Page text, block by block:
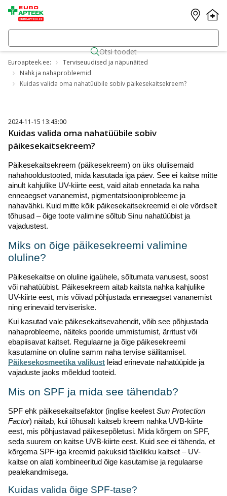
Otsi toodet
Euroapteek.ee:
Terviseuudised ja näpunäited
Nahk ja nahaprobleemid
Kuidas valida oma nahatüübile sobiv päikesekaitsekreem?
2024-11-15 13:43:00
Kuidas valida oma nahatüübile sobiv
päikesekaitsekreem?
Päikesekaitsekreem (päikesekreem) on üks olulisemaid
nahahooldustooted, mida kasutada iga päev. See ei kaitse mitte
ainult kahjulike UV-kiirte eest, vaid aitab ennetada ka naha
enneaegset vananemist, pigmentatsiooniprobleeme ja
nahavähki. Kuid mitte kõik päikesekaitsekreemid ei ole võrdselt
tõhusad – õige toote valimine sõltub Sinu nahatüübist ja
vajadustest.
Miks on õige päikesekreemi valimine
oluline?
Päikesekaitse on oluline igaühele, sõltumata vanusest, soost
või nahatüübist. Päikesekreem aitab kaitsta nahka kahjulike
UV-kiirte eest, mis võivad põhjustada enneaegset vananemist
ning erinevaid terviseriske.
Kui kasutad vale päikesekaitsevahendit, võib see põhjustada
nahaprobleeme, näiteks pooride ummistumist, ärritust või
ebapiisavat kaitset. Regulaarne ja õige päikesekreemi
kasutamine on oluline samm naha tervise säilitamisel.
Päikesekosmeetika valikust leiad erinevate nahatüüpide ja
vajaduste jaoks mõeldud tooteid.
Mis on SPF ja mida see tähendab?
SPF ehk päikesekaitsefaktor (inglise keelest Sun Protection
Factor) näitab, kui tõhusalt kaitseb kreem nahka UVB-kiirte
eest, mis põhjustavad päikesepõletusi. Mida kõrgem on SPF,
seda suurem on kaitse UVB-kiirte eest. Kuid see ei tähenda, et
kõrgema SPF-iga kreemid pakuksid täielikku kaitset – UV-
kaitse on alati kombineeritud õige kasutamise ja regulaarse
pealekandmisega.
Kuidas valida õige SPF-tase?